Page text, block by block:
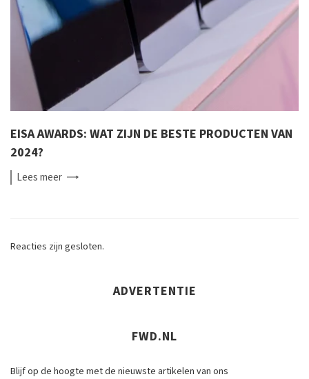
EISA AWARDS: WAT ZIJN DE BESTE PRODUCTEN VAN
2024?
Leesmeer
Reacties zijn gesloten.
ADVERTENTIE
FWD.NL
Blijf op de hoogte met de nieuwste artikelen van ons